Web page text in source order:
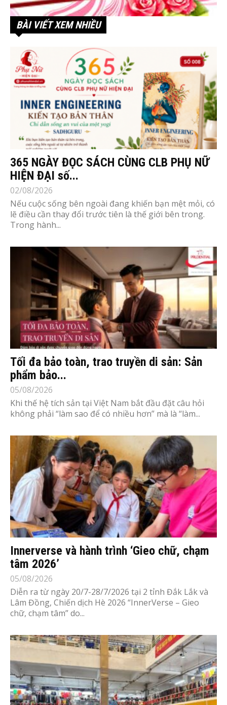
BÀI VIẾT XEM NHIỀU
365 NGÀY ĐỌC SÁCH CÙNG CLB PHỤ NỮ
HIỆN ĐẠI số...
02/08/2026
Nếu cuộc sống bên ngoài đang khiến bạn mệt mỏi, có
lẽ điều cần thay đổi trước tiên là thế giới bên trong.
Trong hành...
Tối đa bảo toàn, trao truyền di sản: Sản
phẩm bảo...
05/08/2026
Khi thế hệ tích sản tại Việt Nam bắt đầu đặt câu hỏi
không phải “làm sao để có nhiều hơn” mà là “làm...
Innerverse và hành trình ‘Gieo chữ, chạm
tâm 2026’
05/08/2026
Diễn ra từ ngày 20/7-28/7/2026 tại 2 tỉnh Đắk Lắk và
Lâm Đồng, Chiến dịch Hè 2026 “InnerVerse – Gieo
chữ, chạm tâm” do...